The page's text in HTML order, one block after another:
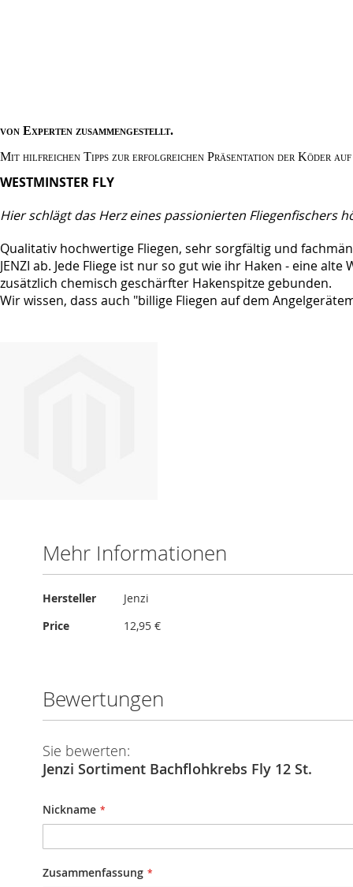
von Experten zusammengestellt.
Mit hilfreichen Tipps zur erfolgreichen Präsentation der Köder auf
WESTMINSTER FLY
Hier schlägt das Herz eines passionierten Fliegenfischers
Qualitativ hochwertige Fliegen, sehr sorgfältig und
JENZI ab. Jede Fliege ist nur so gut wie ihr Haken - eine
zusätzlich chemisch geschärfter Hakenspitze gebunden.
Wir wissen, dass auch "billige Fliegen auf dem
Mehr Informationen
Mehr
Hersteller
Jenzi
Price
12,95 €
Bewertungen
Sie bewerten:
Jenzi Sortiment Bachflohkrebs Fly 12 St.
Nickname
Zusammenfassung